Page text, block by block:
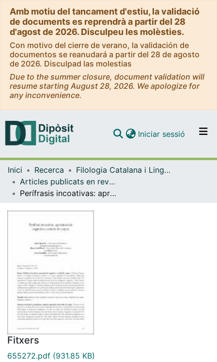
Amb motiu del tancament d'estiu, la validació
de documents es reprendrà a partir del 28
d'agost de 2026. Disculpeu les molèsties.
Con motivo del cierre de verano, la validación de
documentos se reanudará a partir del 28 de agosto
de 2026. Disculpad las molestias
Due to the summer closure, document validation will
resume starting August 28, 2026. We apologize for
any inconvenience.
Navega per tot el DD
Iniciar sessió (current)
Inici Recerca
Filologia Catalana i Lingüística General
Articles publicats en revistes (Filologia Catalana i Lingüística General)
Perífrasis incoativas: aproximación cognitiva y estudio de corpus
Fitxers
655272.pdf (931.85 KB)